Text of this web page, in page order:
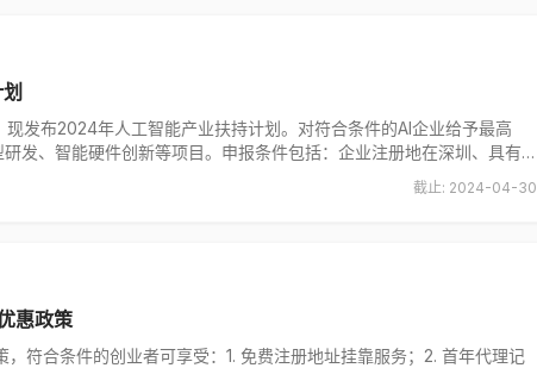
发布2024年人工智能产业扶持计划。对符合条件的AI企业给予最高
发、智能硬件创新等项目。申报条件包括：企业注册地在深圳、具有
万元等。申报时间为2024年3月1日至4月30日。
截止: 2024-04-30
惠政策
符合条件的创业者可享受：1. 免费注册地址挂靠服务；2. 首年代理记